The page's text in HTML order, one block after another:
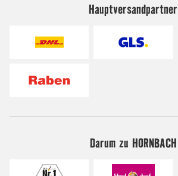
Hauptversandpartner
Darum zu HORNBACH